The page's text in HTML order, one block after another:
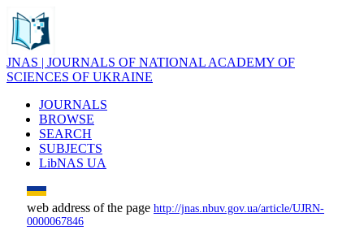
JNAS | JOURNALS OF NATIONAL ACADEMY OF
SCIENCES OF UKRAINE
JOURNALS
BROWSE
SEARCH
SUBJECTS
LibNAS UA
web address of the page http://jnas.nbuv.gov.ua/article/UJRN-
0000067846